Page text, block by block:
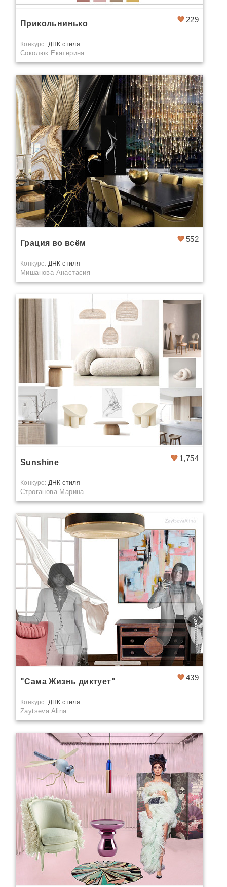
229
Прикольнинько
Конкурс: ДНК стиля
Соколюк Екатерина
552
Грация во всём
Конкурс: ДНК стиля
Мишанова Анастасия
1,754
Sunshine
Конкурс: ДНК стиля
Строганова Марина
439
"Сама Жизнь диктует"
Конкурс: ДНК стиля
Zaytseva Alina